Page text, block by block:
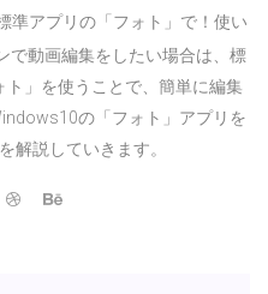
準アプリの「フォト」で！使い
で動画編集をしたい場合は、標
」を使うことで、簡単に編集
の「フォト」アプリを
解説していきます。